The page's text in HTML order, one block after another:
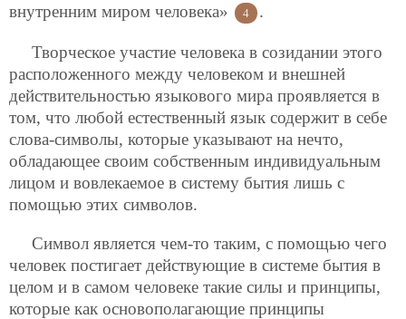
внутренним миром человека»
4 .
Творческое участие человека в созидании этого
расположенного между человеком и внешней
действительностью языкового мира проявляется в
том, что любой естественный язык содержит в себе
слова-символы, которые указывают на нечто,
обладающее своим собственным индивидуальным
лицом и вовлекаемое в систему бытия лишь с
помощью этих символов.
Символ является чем-то таким, с помощью чего
человек постигает действующие в системе бытия в
целом и в самом человеке такие силы и принципы,
которые как основополагающие принципы